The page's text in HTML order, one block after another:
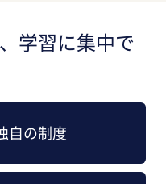
学習に集中で
自の制度